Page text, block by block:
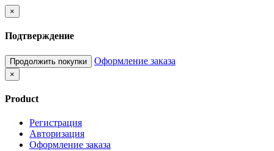
×
Подтверждение
Продолжить покупки Оформление заказа
×
Product
Регистрация
Авторизация
Оформление заказа